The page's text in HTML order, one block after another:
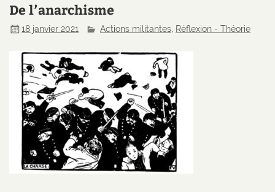
De l’anarchisme
18 janvier 2021 Actions militantes Réflexion - Théorie